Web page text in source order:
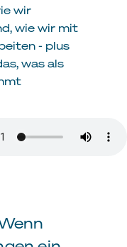
wir
wie wir mit
- plus
was als